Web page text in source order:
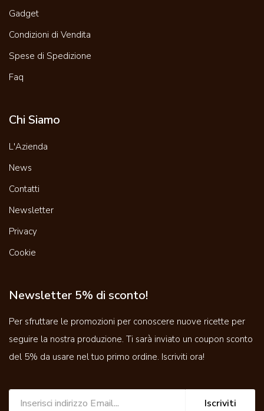
Gadget
Condizioni di Vendita
Spese di Spedizione
Faq
Chi Siamo
L'Azienda
News
Contatti
Newsletter
Privacy
Cookie
Newsletter 5% di sconto!
Per sfruttare le promozioni per conoscere nuove ricette per
seguire la nostra produzione. Ti sarà inviato un coupon sconto
del 5% da usare nel tuo primo ordine. Iscriviti ora!
Iscriviti